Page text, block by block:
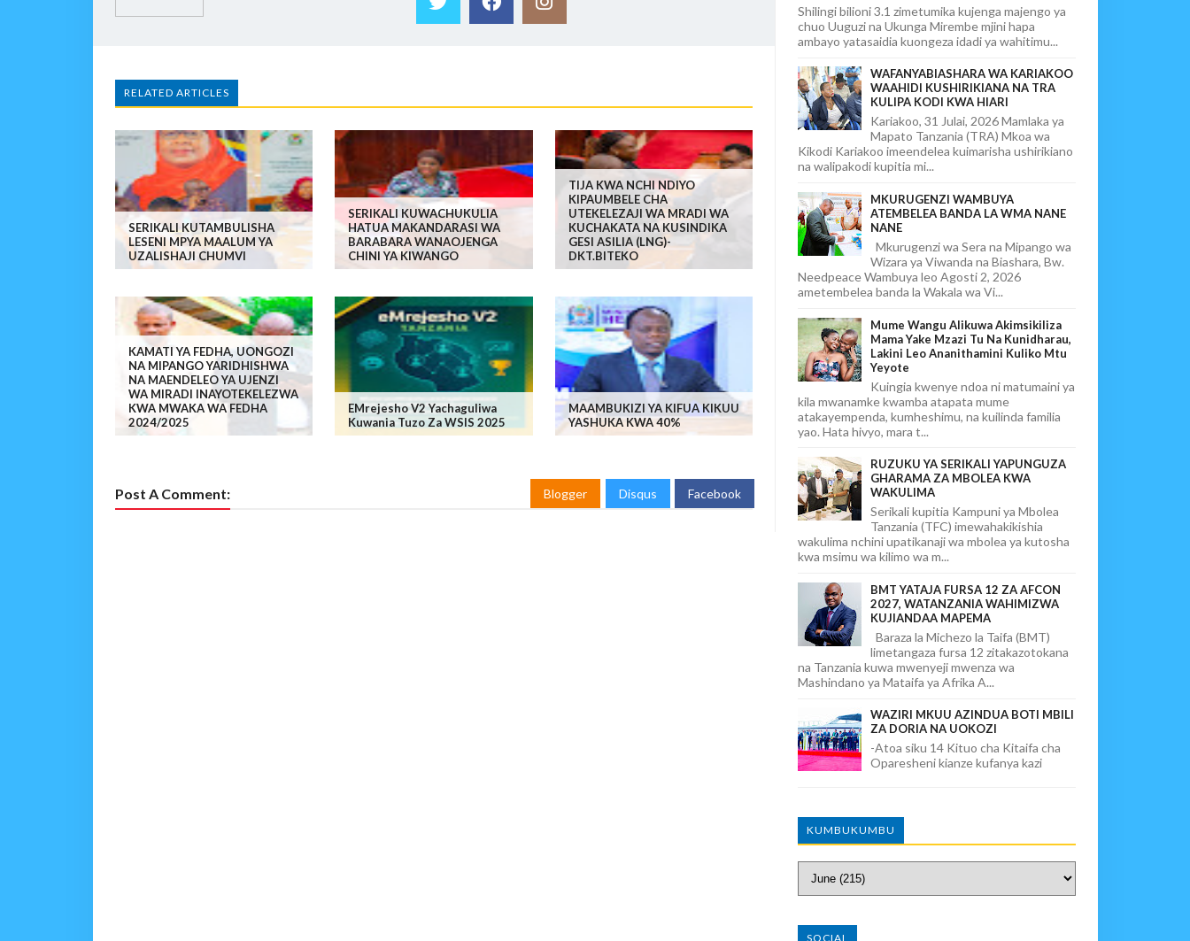
RELATED ARTICLES
SERIKALI KUTAMBULISHA
LESENI MPYA MAALUM YA
UZALISHAJI CHUMVI
SERIKALI KUWACHUKULIA
HATUA MAKANDARASI WA
BARABARA WANAOJENGA
CHINI YA KIWANGO
TIJA KWA NCHI NDIYO
KIPAUMBELE CHA
UTEKELEZAJI WA MRADI WA
KUCHAKATA NA KUSINDIKA
GESI ASILIA (LNG)-
DKT.BITEKO
KAMATI YA FEDHA, UONGOZI
NA MIPANGO YARIDHISHWA
NA MAENDELEO YA UJENZI
WA MIRADI INAYOTEKELEZWA
KWA MWAKA WA FEDHA
2024/2025
EMrejesho V2 Yachaguliwa
Kuwania Tuzo Za WSIS 2025
MAAMBUKIZI YA KIFUA KIKUU
YASHUKA KWA 40%
Post A Comment: Blogger Disqus Facebook
Shilingi bilioni 3.1 zimetumika kujenga majengo ya
chuo Uuguzi na Ukunga Mirembe mjini hapa
ambayo yatasaidia kuongeza idadi ya wahitimu...
WAFANYABIASHARA WA KARIAKOO
WAAHIDI KUSHIRIKIANA NA TRA
KULIPA KODI KWA HIARI
Kariakoo, 31 Julai, 2026 Mamlaka ya
Mapato Tanzania (TRA) Mkoa wa
Kikodi Kariakoo imeendelea kuimarisha ushirikiano
na walipakodi kupitia mi...
MKURUGENZI WAMBUYA
ATEMBELEA BANDA LA WMA NANE
NANE
Mkurugenzi wa Sera na Mipango wa
Wizara ya Viwanda na Biashara, Bw.
Needpeace Wambuya leo Agosti 2, 2026
ametembelea banda la Wakala wa Vi...
Mume Wangu Alikuwa Akimsikiliza
Mama Yake Mzazi Tu Na Kunidharau,
Lakini Leo Ananithamini Kuliko Mtu
Yeyote
Kuingia kwenye ndoa ni matumaini ya
kila mwanamke kwamba atapata mume
atakayempenda, kumheshimu, na kuilinda familia
yao. Hata hivyo, mara t...
RUZUKU YA SERIKALI YAPUNGUZA
GHARAMA ZA MBOLEA KWA
WAKULIMA
Serikali kupitia Kampuni ya Mbolea
Tanzania (TFC) imewahakikishia
wakulima nchini upatikanaji wa mbolea ya kutosha
kwa msimu wa kilimo wa m...
BMT YATAJA FURSA 12 ZA AFCON
2027, WATANZANIA WAHIMIZWA
KUJIANDAA MAPEMA
Baraza la Michezo la Taifa (BMT)
limetangaza fursa 12 zitakazotokana
na Tanzania kuwa mwenyeji mwenza wa
Mashindano ya Mataifa ya Afrika A...
WAZIRI MKUU AZINDUA BOTI MBILI
ZA DORIA NA UOKOZI
-Atoa siku 14 Kituo cha Kitaifa cha
Oparesheni kianze kufanya kazi
KUMBUKUMBU
SOCIAL